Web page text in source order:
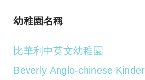
幼稚園名稱
比華利中英文幼稚園
Beverly Anglo-chinese